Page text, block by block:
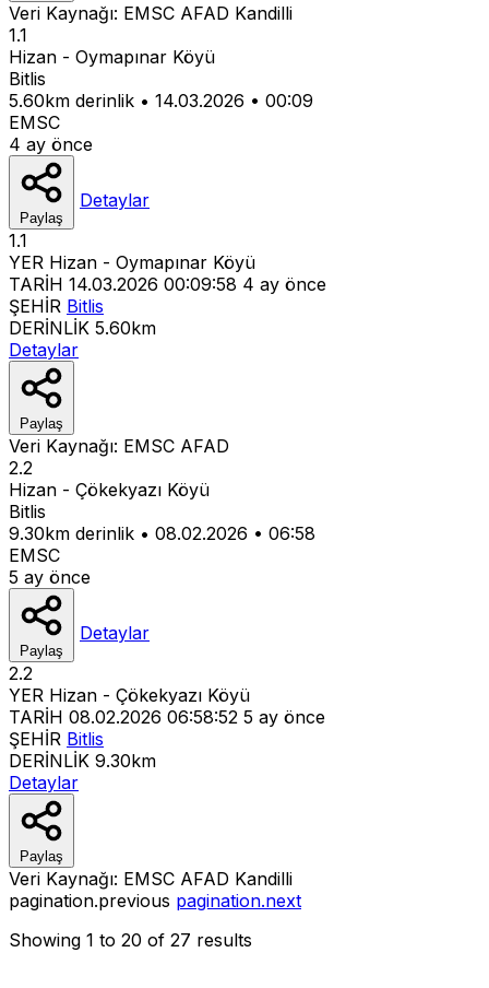
Veri Kaynağı: EMSC AFAD Kandilli
1.1
Hizan - Oymapınar Köyü
Bitlis
5.60km derinlik • 14.03.2026 • 00:09
EMSC
4 ay önce
Paylaş
Detaylar
1.1
YER Hizan - Oymapınar Köyü
TARİH 14.03.2026 00:09:58 4 ay önce
ŞEHİR Bitlis
DERİNLİK 5.60km
Detaylar
Paylaş
Veri Kaynağı: EMSC AFAD
2.2
Hizan - Çökekyazı Köyü
Bitlis
9.30km derinlik • 08.02.2026 • 06:58
EMSC
5 ay önce
Paylaş
Detaylar
2.2
YER Hizan - Çökekyazı Köyü
TARİH 08.02.2026 06:58:52 5 ay önce
ŞEHİR Bitlis
DERİNLİK 9.30km
Detaylar
Paylaş
Veri Kaynağı: EMSC AFAD Kandilli
pagination.previous pagination.next
Showing 1 to 20 of 27 results